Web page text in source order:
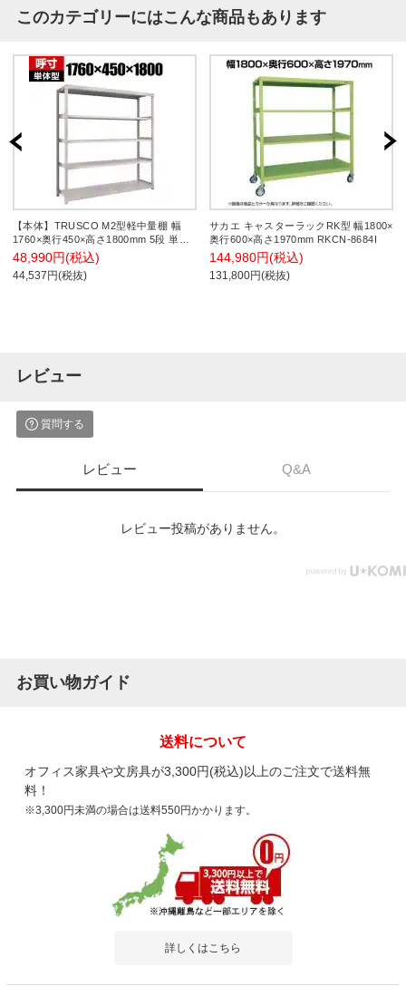
このカテゴリーにはこんな商品もあります
【本体】TRUSCO M2型軽中量棚 幅
1760×奥行450×高さ1800mm 5段 単体
ネオグレー 506-8355
48,990円(税込)
44,537円(税抜)
サカエ キャスターラックRK型 幅1800×
奥行600×高さ1970mm RKCN-8684I
144,980円(税込)
131,800円(税抜)
レビュー
質問する
レビュー Q&A
レビュー投稿がありません。
お買い物ガイド
送料について
オフィス家具や文房具が3,300円(税込)以上のご注文で送料無
料！
※3,300円未満の場合は送料550円かかります。
詳しくはこちら